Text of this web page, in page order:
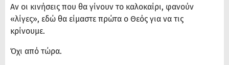
Αν οι κινήσεις που θα γίνουν το καλοκαίρι, φανούν
«λίγες», εδώ θα είμαστε πρώτα ο Θεός για να τις
κρίνουμε.
Όχι από τώρα.